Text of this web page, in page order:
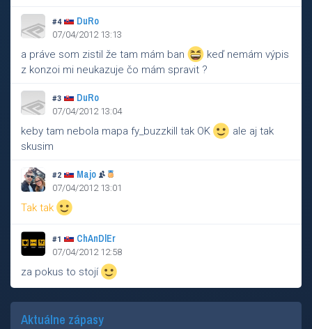
#4 DuRo
07/04/2012 13:13
a práve som zistil že tam mám ban
keď nemám výpis
z konzoi mi neukazuje čo mám spravit ?
#3 DuRo
07/04/2012 13:04
keby tam nebola mapa fy_buzzkill tak OK
ale aj tak
skusim
#2 Majo
07/04/2012 13:01
Tak tak
#1 ChAnDlEr
07/04/2012 12:58
za pokus to stojí
Aktuálne zápasy